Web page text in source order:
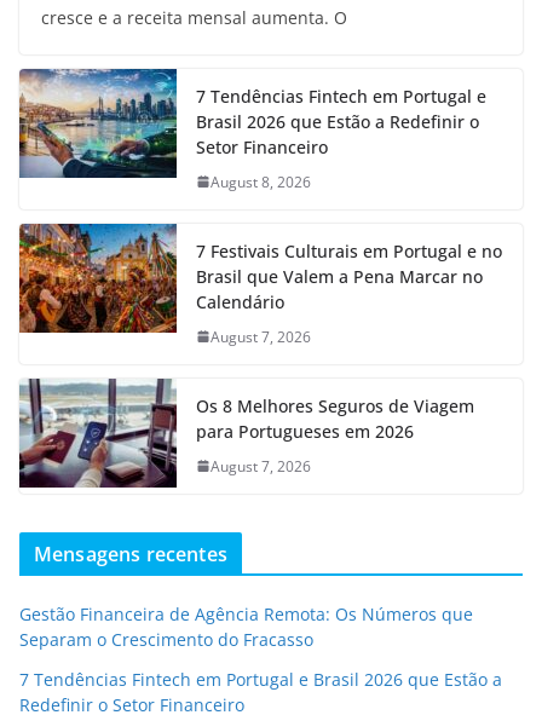
cresce e a receita mensal aumenta. O
7 Tendências Fintech em Portugal e
Brasil 2026 que Estão a Redefinir o
Setor Financeiro
August 8, 2026
7 Festivais Culturais em Portugal e no
Brasil que Valem a Pena Marcar no
Calendário
August 7, 2026
Os 8 Melhores Seguros de Viagem
para Portugueses em 2026
August 7, 2026
Mensagens recentes
Gestão Financeira de Agência Remota: Os Números que
Separam o Crescimento do Fracasso
7 Tendências Fintech em Portugal e Brasil 2026 que Estão a
Redefinir o Setor Financeiro